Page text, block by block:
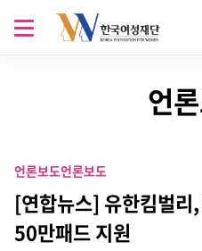
Skip to content
메뉴 열기
언
언론보도언론보도
[연합뉴스] 유한킴벌리
50만패드 지원